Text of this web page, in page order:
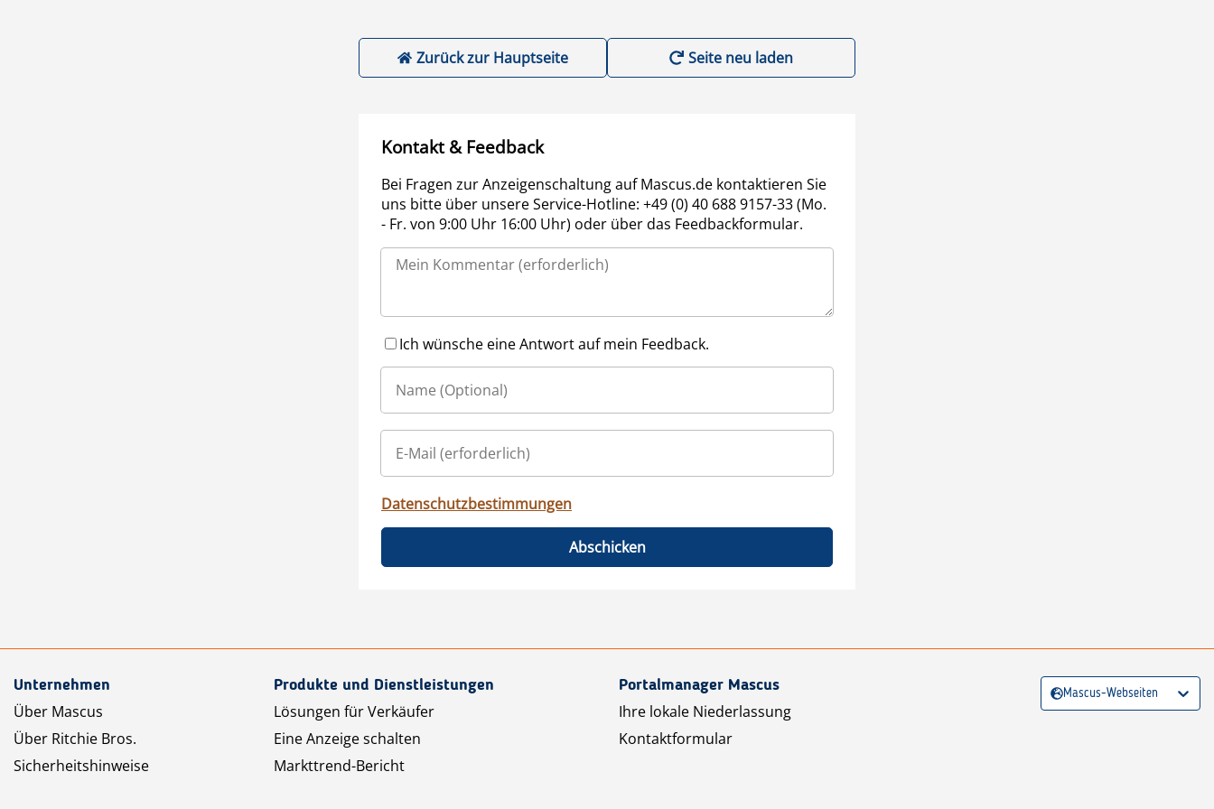
Zurück zur Hauptseite Seite neu laden
Kontakt & Feedback
Bei Fragen zur Anzeigenschaltung auf Mascus.de kontaktieren Sie
uns bitte über unsere Service-Hotline: +49 (0) 40 688 9157-33 (Mo.
- Fr. von 9:00 Uhr 16:00 Uhr) oder über das Feedbackformular.
Ich wünsche eine Antwort auf mein Feedback.
Datenschutzbestimmungen
Abschicken
Unternehmen
Über Mascus
Über Ritchie Bros.
Sicherheitshinweise
Produkte und Dienstleistungen
Lösungen für Verkäufer
Eine Anzeige schalten
Markttrend-Bericht
Portalmanager Mascus
Ihre lokale Niederlassung
Kontaktformular
Mascus-Webseiten